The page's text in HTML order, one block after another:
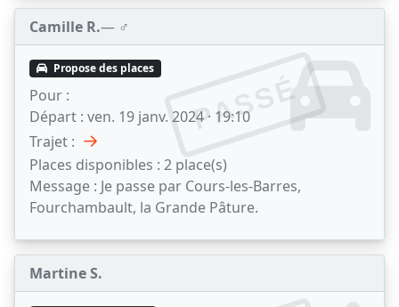
Camille R.— ♂️
PASSÉ
Propose des places
Pour :
Départ : ven. 19 janv. 2024 · 19:10
Trajet : →
Places disponibles : 2 place(s)
Message : Je passe par Cours-les-Barres,
Fourchambault, la Grande Pâture.
Martine S.